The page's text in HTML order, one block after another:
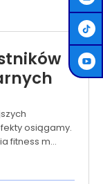
osiągamy.
fitness m…